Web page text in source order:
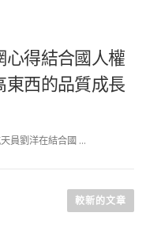
心得結合國人權
東西的品質成長
員劉洋在結合國 …
較新的文章